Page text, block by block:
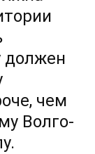
должен
чем
Волго-